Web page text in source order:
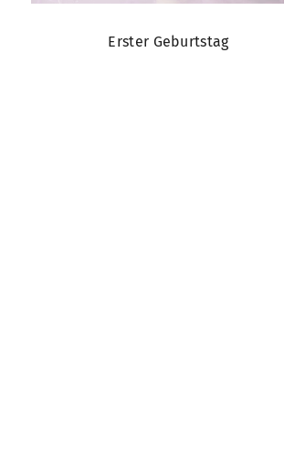
Erster Geburtstag